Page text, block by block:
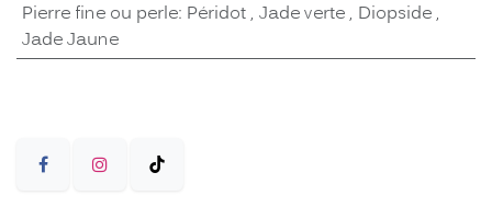
Pierre fine ou perle: Péridot, Jade verte, Diopside,
Jade Jaune